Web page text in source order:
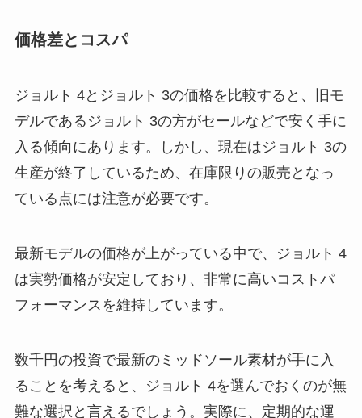
価格差とコスパ
ジョルト 4とジョルト 3の価格を比較すると、旧モ
デルであるジョルト 3の方がセールなどで安く手に
入る傾向にあります。しかし、現在はジョルト 3の
生産が終了しているため、在庫限りの販売となっ
ている点には注意が必要です。
最新モデルの価格が上がっている中で、ジョルト 4
は実勢価格が安定しており、非常に高いコストパ
フォーマンスを維持しています。
数千円の投資で最新のミッドソール素材が手に入
ることを考えると、ジョルト 4を選んでおくのが無
難な選択と言えるでしょう。実際に、定期的な運